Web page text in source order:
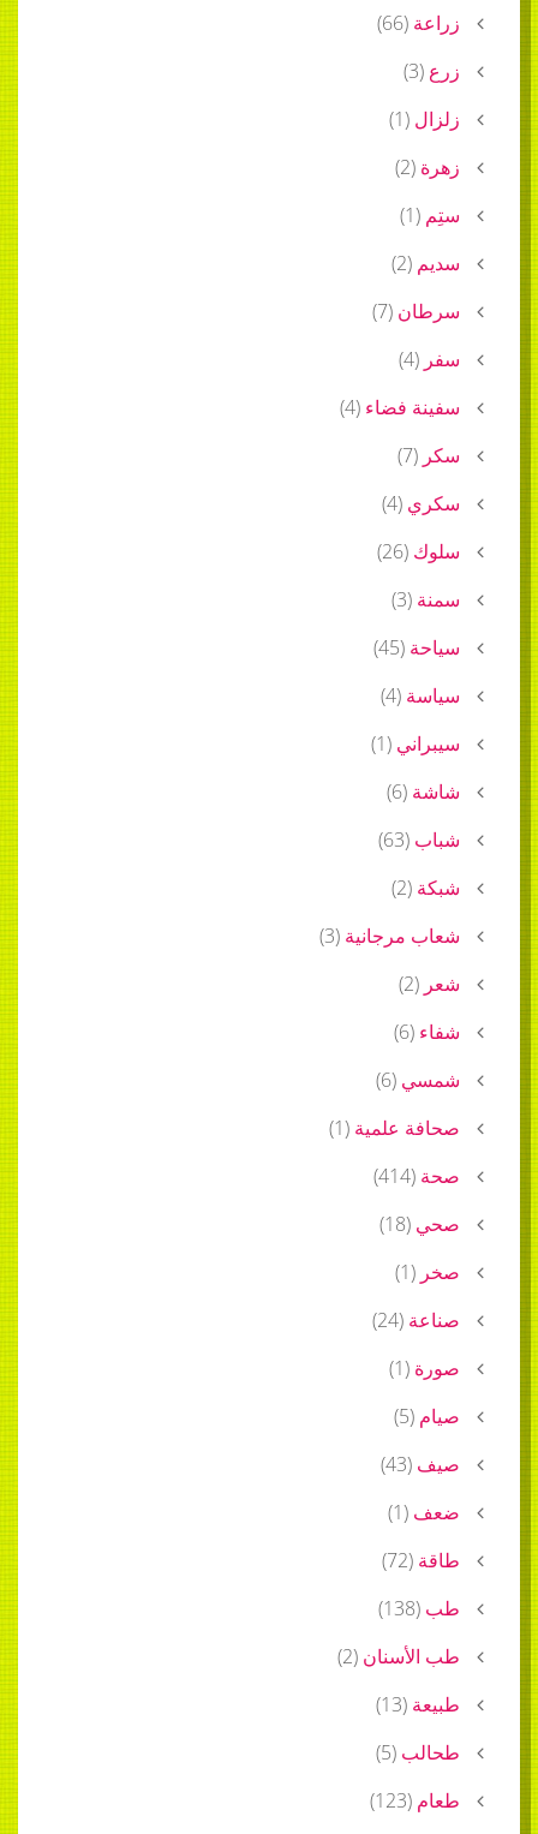
زراعة (
66
)
زرع (
3
)
زلزال (
1
)
زهرة (
2
)
ستِم (
1
)
سديم (
2
)
سرطان (
7
)
سفر (
4
)
سفينة فضاء (
4
)
سكر (
7
)
سكري (
4
)
سلوك (
26
)
سمنة (
3
)
سياحة (
45
)
سياسة (
4
)
سيبراني (
1
)
شاشة (
6
)
شباب (
63
)
شبكة (
2
)
شعاب مرجانية (
3
)
شعر (
2
)
شفاء (
6
)
شمسي (
6
)
صحافة علمية (
1
)
صحة (
414
)
صحي (
18
)
صخر (
1
)
صناعة (
24
)
صورة (
1
)
صيام (
5
)
صيف (
43
)
ضعف (
1
)
طاقة (
72
)
طب (
138
)
طب الأسنان (
2
)
طبيعة (
13
)
طحالب (
5
)
طعام (
123
)